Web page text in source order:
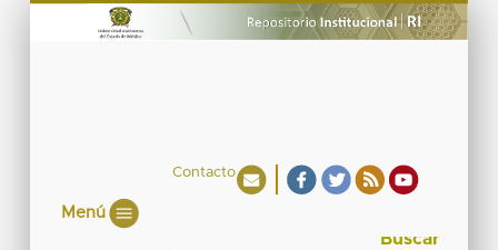
Contacto
Menú
Buscar